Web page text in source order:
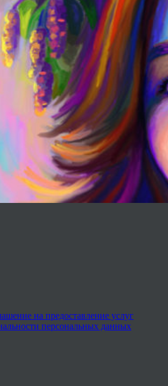
на предоставление услуг
персональных данных